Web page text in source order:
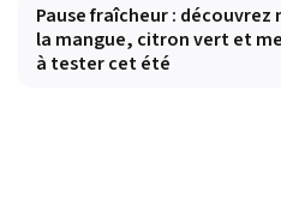
Pause fraîcheur :
la mangue, citron vert et
à tester cet été